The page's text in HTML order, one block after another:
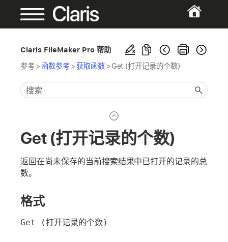
Claris FileMaker Pro 帮助
参考> 函数参考>获取函数 > Get (打开记录的个数)
Get (打开记录的个数)
返回在尚未保存的当前搜索结果中已打开的记录的总
数。
格式
Get (打开记录的个数)